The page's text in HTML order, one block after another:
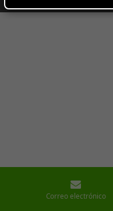
Correo electrónico